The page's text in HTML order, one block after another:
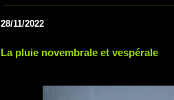
28/11/2022
La pluie novembrale et vespérale